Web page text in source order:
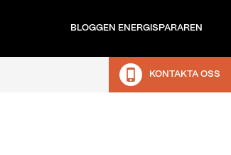
BLOGGEN ENERGISPARAREN
KONTAKTA OSS